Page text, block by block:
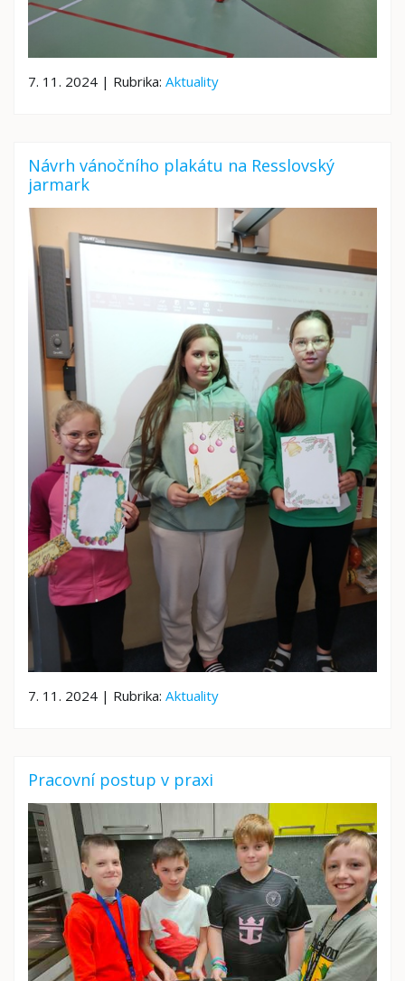
7. 11. 2024 | Rubrika: Aktuality
Návrh vánočního plakátu na Resslovský
jarmark
7. 11. 2024 | Rubrika: Aktuality
Pracovní postup v praxi